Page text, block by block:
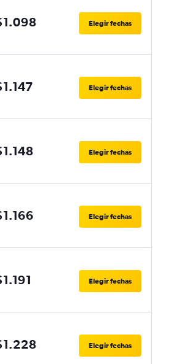
Elegir fechas
Elegir fechas
Elegir fechas
Elegir fechas
Elegir fechas
Elegir fechas